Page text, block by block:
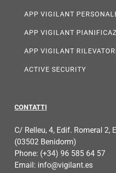
APP VIGILANT
APP VIGILANT
APP VIGILANT
ACTIVE SECURITY
CONTATTI
C/ Relleu, 4, Edif. Romeral 2,
(03502 Benidorm)
Phone: (+34) 96 585 64 57
Email: info@vigilant.es